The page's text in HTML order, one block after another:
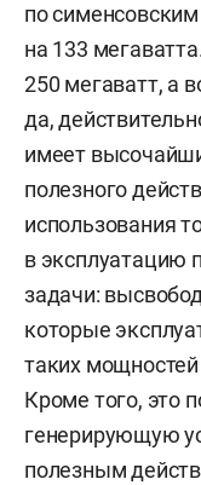
по
на 133
250 мегаватт, а
да,
имеет
полезного
использования
в эксплуатацию
задачи:
которые
таких
Кроме того, это
генерирующую
полезным